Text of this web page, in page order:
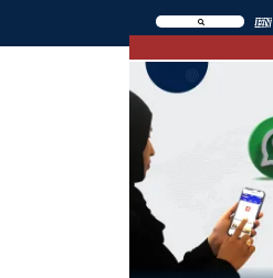
EN